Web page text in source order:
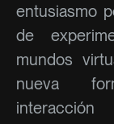
entusiasmo
de
mundos
nueva